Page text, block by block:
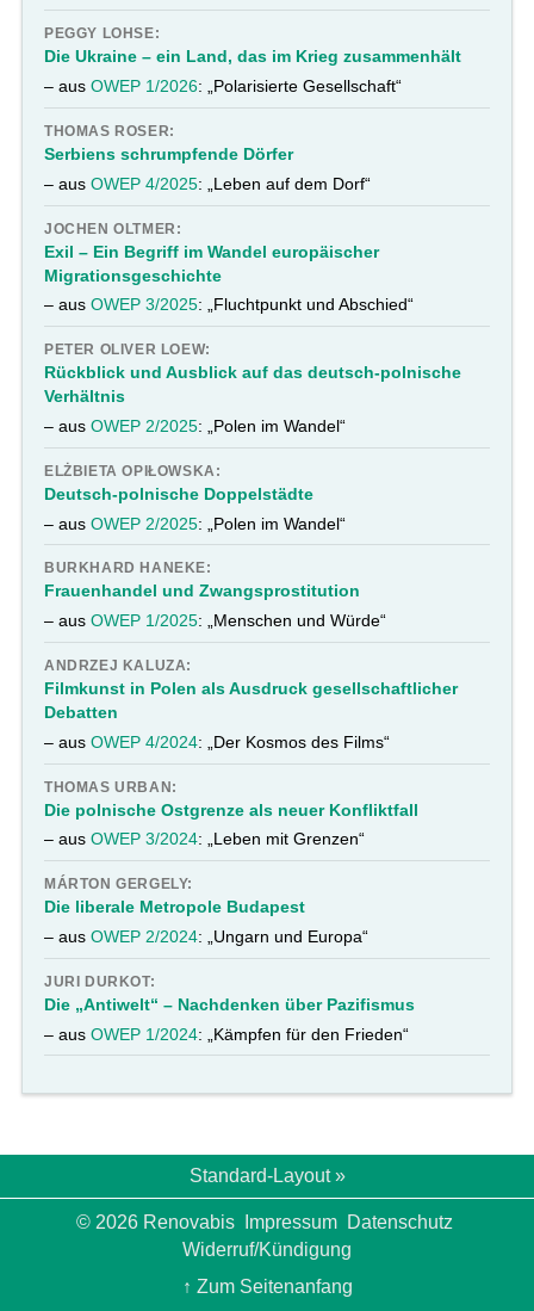
PEGGY LOHSE:
Die Ukraine – ein Land, das im Krieg zusammenhält
– ausOWEP 1/2026: „Polarisierte Gesellschaft“
THOMAS ROSER:
Serbiens schrumpfende Dörfer
– ausOWEP 4/2025: „Leben auf dem Dorf“
JOCHEN OLTMER:
Exil – Ein Begriff im Wandel europäischer
Migrationsgeschichte
– ausOWEP 3/2025: „Fluchtpunkt und Abschied“
PETER OLIVER LOEW:
Rückblick und Ausblick auf das deutsch-polnische
Verhältnis
– ausOWEP 2/2025: „Polen im Wandel“
ELŻBIETA OPIŁOWSKA:
Deutsch-polnische Doppelstädte
– ausOWEP 2/2025: „Polen im Wandel“
BURKHARD HANEKE:
Frauenhandel und Zwangsprostitution
– ausOWEP 1/2025: „Menschen und Würde“
ANDRZEJ KALUZA:
Filmkunst in Polen als Ausdruck gesellschaftlicher
Debatten
– ausOWEP 4/2024: „Der Kosmos des Films“
THOMAS URBAN:
Die polnische Ostgrenze als neuer Konfliktfall
– ausOWEP 3/2024: „Leben mit Grenzen“
MÁRTON GERGELY:
Die liberale Metropole Budapest
– ausOWEP 2/2024: „Ungarn und Europa“
JURI DURKOT:
Die „Antiwelt“ – Nachdenken über Pazifismus
– ausOWEP 1/2024: „Kämpfen für den Frieden“
Standard-Layout »
© 2026 Renovabis Impressum Datenschutz
Widerruf/Kündigung
↑ Zum Seitenanfang